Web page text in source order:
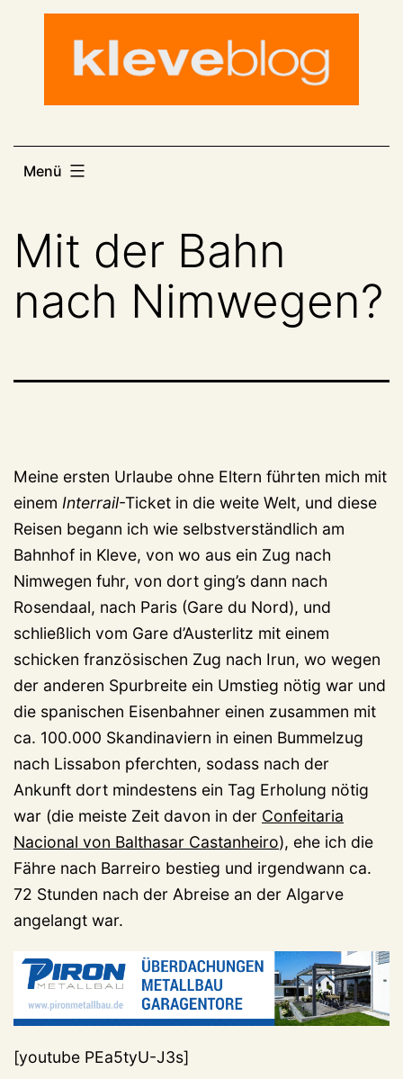
Menü
Mit der Bahn
nach Nimwegen?
Meine ersten Urlaube ohne Eltern führten mich mit
einem Interrail-Ticket in die weite Welt, und diese
Reisen begann ich wie selbstverständlich am
Bahnhof in Kleve, von wo aus ein Zug nach
Nimwegen fuhr, von dort ging’s dann nach
Rosendaal, nach Paris (Gare du Nord), und
schließlich vom Gare d’Austerlitz mit einem
schicken französischen Zug nach Irun, wo wegen
der anderen Spurbreite ein Umstieg nötig war und
die spanischen Eisenbahner einen zusammen mit
ca. 100.000 Skandinaviern in einen Bummelzug
nach Lissabon pferchten, sodass nach der
Ankunft dort mindestens ein Tag Erholung nötig
war (die meiste Zeit davon in der Confeitaria
Nacional von Balthasar Castanheiro), ehe ich die
Fähre nach Barreiro bestieg und irgendwann ca.
72 Stunden nach der Abreise an der Algarve
angelangt war.
[youtube PEa5tyU-J3s]